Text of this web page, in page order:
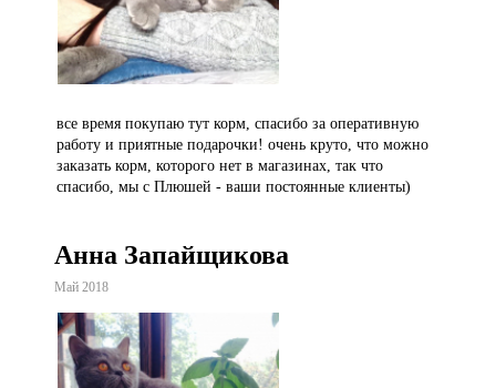
все время покупаю тут корм, спасибо за оперативную
работу и приятные подарочки! очень круто, что можно
заказать корм, которого нет в магазинах, так что
спасибо, мы с Плюшей - ваши постоянные клиенты)
Анна Запайщикова
Май 2018